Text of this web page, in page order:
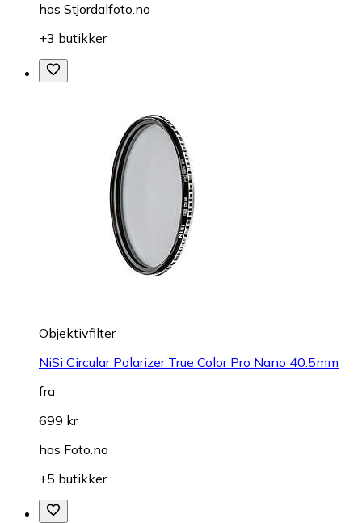
hos Stjordalfoto.no
+3 butikker
Objektivfilter
NiSi Circular Polarizer True Color Pro Nano 40.5mm
fra
699 kr
hos Foto.no
+5 butikker